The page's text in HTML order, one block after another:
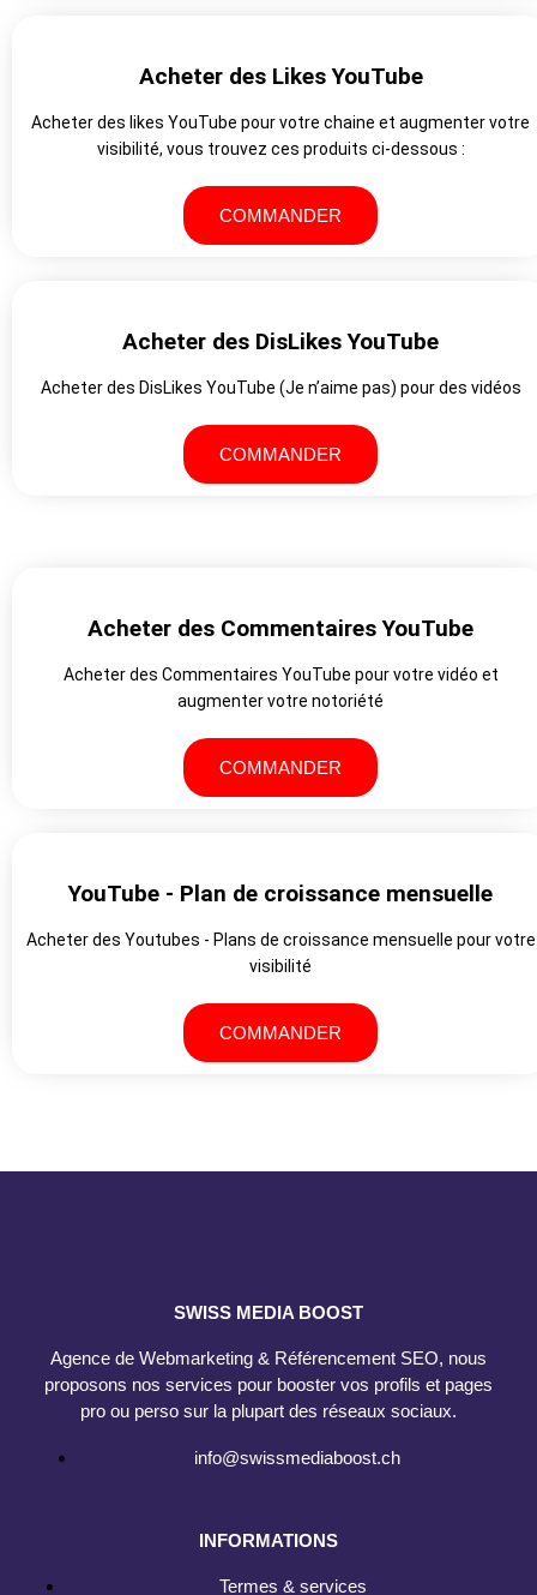
Acheter des Likes YouTube
Acheter des likes YouTube pour votre chaine et augmenter votre
visibilité, vous trouvez ces produits ci-dessous :
COMMANDER
Acheter des DisLikes YouTube
Acheter des DisLikes YouTube (Je n’aime pas) pour des vidéos
COMMANDER
Acheter des Commentaires YouTube
Acheter des Commentaires YouTube pour votre vidéo et
augmenter votre notoriété
COMMANDER
YouTube - Plan de croissance mensuelle
Acheter des Youtubes - Plans de croissance mensuelle pour votre
visibilité
COMMANDER
SWISS MEDIA BOOST
Agence de Webmarketing & Référencement SEO, nous
proposons nos services pour booster vos profils et pages
pro ou perso sur la plupart des réseaux sociaux.
info@swissmediaboost.ch
INFORMATIONS
Termes & services